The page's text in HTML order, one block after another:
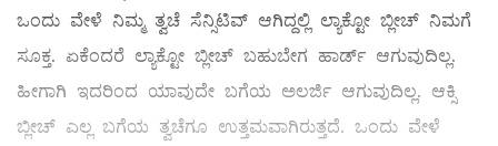
ಒಂದು ವೇಳೆ ನಿಮ್ಮ ತ್ವಚೆ ಸೆನ್ಸಿಟಿವ್ ‌ಆಗಿದ್ದಲ್ಲಿ ಲ್ಯಾಕ್ಟೋ ಬ್ಲೀಚ್‌ ನಿಮಗೆ
ಸೂಕ್ತ. ಏಕೆಂದರೆ ಲ್ಯಾಕ್ಟೋ ಬ್ಲೀಚ್‌ ಬಹುಬೇಗ ಹಾರ್ಡ್‌ ಆಗುವುದಿಲ್ಲ.
ಹೀಗಾಗಿ ಇದರಿಂದ ಯಾವುದೇ ಬಗೆಯ ಅಲರ್ಜಿ ಆಗುವುದಿಲ್ಲ. ಆಕ್ಸಿ
ಬ್ಲೀಚ್‌ ಎಲ್ಲ ಬಗೆಯ ತ್ವಚೆಗೂ ಉತ್ತಮವಾಗಿರುತ್ತದೆ. ಒಂದು ವೇಳೆ